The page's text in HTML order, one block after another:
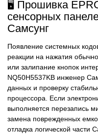
🖥️ Прошивка
сенсорных
Самсунг
Появление системных
реакции на нажатия
или залипание кнопок
NQ50H5537KB инженер
данных и проверку
процессора. Если
выполняется перезапись
замена поврежденных
отладка логической части